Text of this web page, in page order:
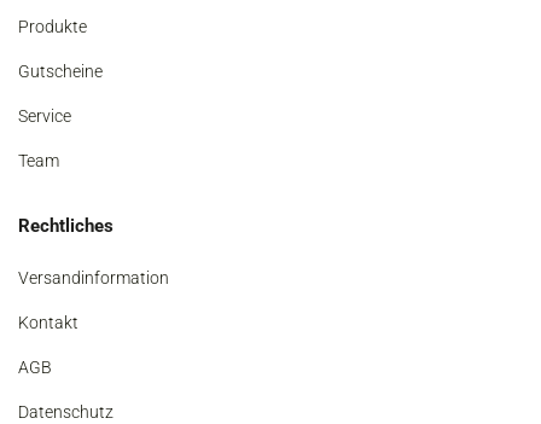
Produkte
Gutscheine
Service
Team
Rechtliches
Versandinformation
Kontakt
AGB
Datenschutz